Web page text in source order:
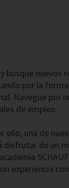
busque
por la
Navegue por
de empleo.
una de
de un
experiencia